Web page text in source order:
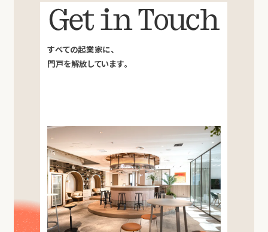
Get in Touch
すべての起業家に、
門戸を解放しています。